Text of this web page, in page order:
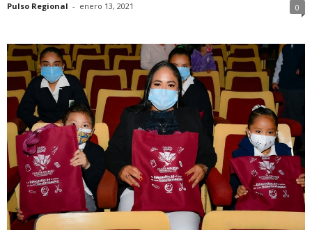
Pulso Regional - enero 13, 2021 0